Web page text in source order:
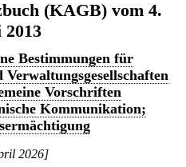
(KAGB) vom 4.
2013
Bestimmungen für
Vorschriften
Kommunikation;
2026]